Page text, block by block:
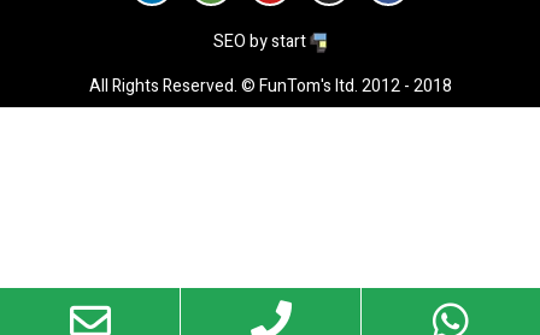
All Rights Reserved. © FunTom's ltd. 2012 - 2018